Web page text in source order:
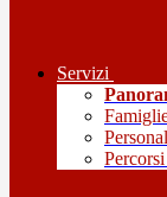
Servizi